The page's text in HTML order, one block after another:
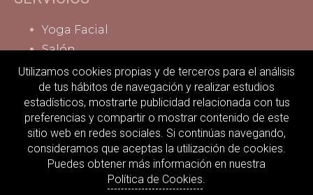
Yoga Facial
Salón
Servicios
MI ACTIVIDAD
Contacto
Aviso legal
Política de privacidad
Utilizamos cookies propias y de terceros para el análisis
de tus hábitos de navegación y realizar estudios
estadísticos, mostrarte publicidad relacionada con tus
preferencias y compartir o mostrar contenido de este
sitio web en redes sociales. Si continúas navegando,
consideramos que aceptas la utilización de cookies.
Puedes obtener más información en nuestra
Política de Cookies.